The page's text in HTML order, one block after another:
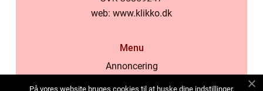
web: www.klikko.dk
Menu
Annoncering
På vores website bruges cookies til at huske dine indstillinger,